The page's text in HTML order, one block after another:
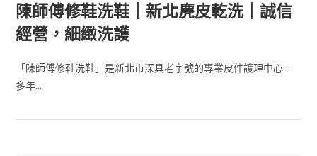
陳師傅修鞋洗鞋｜新北麂皮乾洗｜誠信
經營，細緻洗護
「陳師傅修鞋洗鞋」是新北市深具老字號的專業皮件護理中心。
多年...